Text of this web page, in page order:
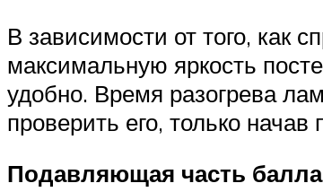
В зависимости от того, как
максимальную яркость
удобно. Время разогрева
проверить его, только
Подавляющая часть